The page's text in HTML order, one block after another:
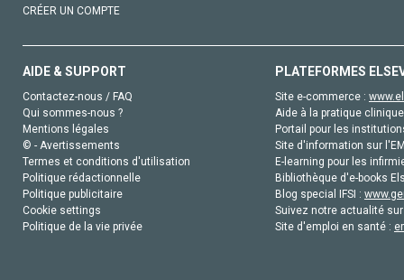
CRÉER UN COMPTE
AIDE & SUPPORT
Contactez-nous / FAQ
Qui sommes-nous ?
Mentions légales
© - Avertissements
Termes et conditions d'utilisation
Politique rédactionnelle
Politique publicitaire
Cookie settings
Politique de la vie privée
PLATEFORMES
Site e-commerce :
Aide à la pratique
Portail pour les
Site d'information sur
E-learning pour les
Bibliothèque d'e-books
Blog special IFSI :
Suivez notre actualité
Site d'emploi en santé :